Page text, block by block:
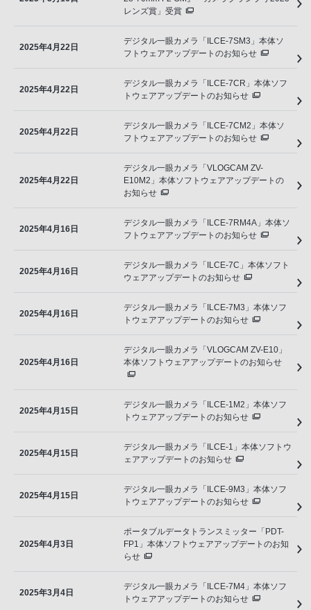
レンズ賞」受賞
2025年4月22日
デジタル一眼カメラ「ILCE-7SM3」本体ソ
フトウェアアップデートのお知らせ
2025年4月22日
デジタル一眼カメラ「ILCE-7CR」本体ソフ
トウェアアップデートのお知らせ
2025年4月22日
デジタル一眼カメラ「ILCE-7CM2」本体ソ
フトウェアアップデートのお知らせ
2025年4月22日
デジタル一眼カメラ「VLOGCAM ZV-
E10M2」本体ソフトウェアアップデートの
お知らせ
2025年4月16日
デジタル一眼カメラ「ILCE-7RM4A」本体ソ
フトウェアアップデートのお知らせ
2025年4月16日
デジタル一眼カメラ「ILCE-7C」本体ソフト
ウェアアップデートのお知らせ
2025年4月16日
デジタル一眼カメラ「ILCE-7M3」本体ソフ
トウェアアップデートのお知らせ
2025年4月16日
デジタル一眼カメラ「VLOGCAM ZV-E10」
本体ソフトウェアアップデートのお知らせ
2025年4月15日
デジタル一眼カメラ「ILCE-1M2」本体ソフ
トウェアアップデートのお知らせ
2025年4月15日
デジタル一眼カメラ「ILCE-1」本体ソフトウ
ェアアップデートのお知らせ
2025年4月15日
デジタル一眼カメラ「ILCE-9M3」本体ソフ
トウェアアップデートのお知らせ
2025年4月3日
ポータブルデータトランスミッター「PDT-
FP1」本体ソフトウェアアップデートのお知
らせ
2025年3月4日
デジタル一眼カメラ「ILCE-7M4」本体ソフ
トウェアアップデートのお知らせ